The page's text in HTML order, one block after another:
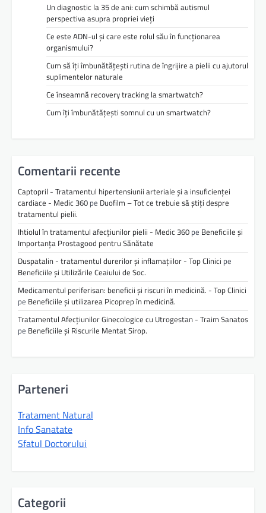
Un diagnostic la 35 de ani: cum schimbă autismul
perspectiva asupra propriei vieți
Ce este ADN-ul și care este rolul său în funcționarea
organismului?
Cum să îți îmbunătățești rutina de îngrijire a pielii cu ajutorul
suplimentelor naturale
Ce înseamnă recovery tracking la smartwatch?
Cum îți îmbunătățești somnul cu un smartwatch?
Comentarii recente
Captopril - Tratamentul hipertensiunii arteriale și a insuficienței
cardiace - Medic 360 pe Duofilm – Tot ce trebuie să știți despre
tratamentul pielii.
Ihtiolul în tratamentul afecțiunilor pielii - Medic 360 pe Beneficiile și
Importanța Prostagood pentru Sănătate
Duspatalin - tratamentul durerilor și inflamațiilor - Top Clinici pe
Beneficiile și Utilizările Ceaiului de Soc.
Medicamentul periferisan: beneficii și riscuri în medicină. - Top Clinici
pe Beneficiile și utilizarea Picoprep în medicină.
Tratamentul Afecțiunilor Ginecologice cu Utrogestan - Traim Sanatos
pe Beneficiile și Riscurile Mentat Sirop.
Parteneri
Tratament Natural
Info Sanatate
Sfatul Doctorului
Categorii